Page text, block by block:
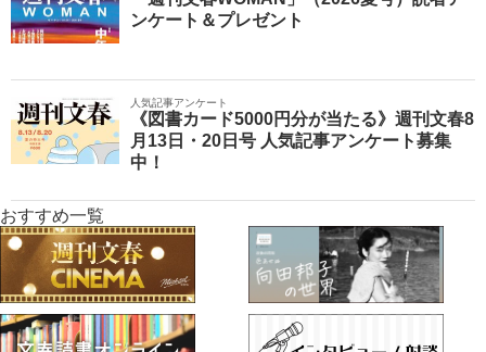
ンケート＆プレゼント
人気記事アンケート
《図書カード5000円分が当たる》週刊文春8
月13日・20日号 人気記事アンケート募集
中！
おすすめ一覧